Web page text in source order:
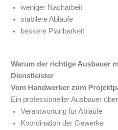
weniger Nacharbeit
stabilere Abläufe
bessere Planbarkeit
Warum der richtige Ausbauer
Dienstleister
Vom Handwerker zum
Ein professioneller Ausbauer
Verantwortung für Abläufe
Koordination der Gewerke